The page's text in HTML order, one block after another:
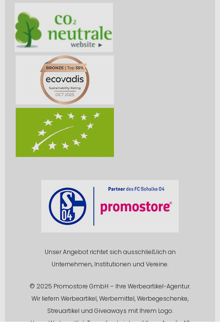
Unser Angebot richtet sich ausschließlich an
Unternehmen, Institutionen und Vereine.
© 2025 Promostore GmbH – Ihre Werbeartikel-Agentur.
Wir liefern Werbeartikel, Werbemittel, Werbegeschenke,
Streuartikel und Giveaways mit Ihrem Logo.
Unser Werbemittel-Team freut sich auf Ihren Anruf +49